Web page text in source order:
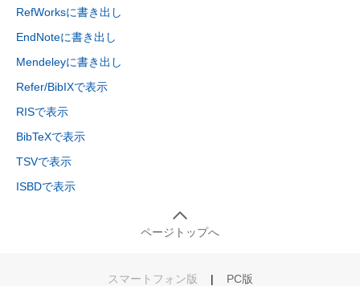
RefWorksに書き出し
EndNoteに書き出し
Mendeleyに書き出し
Refer/BibIXで表示
RISで表示
BibTeXで表示
TSVで表示
ISBDで表示
ページトップへ
スマートフォン版 | PC版